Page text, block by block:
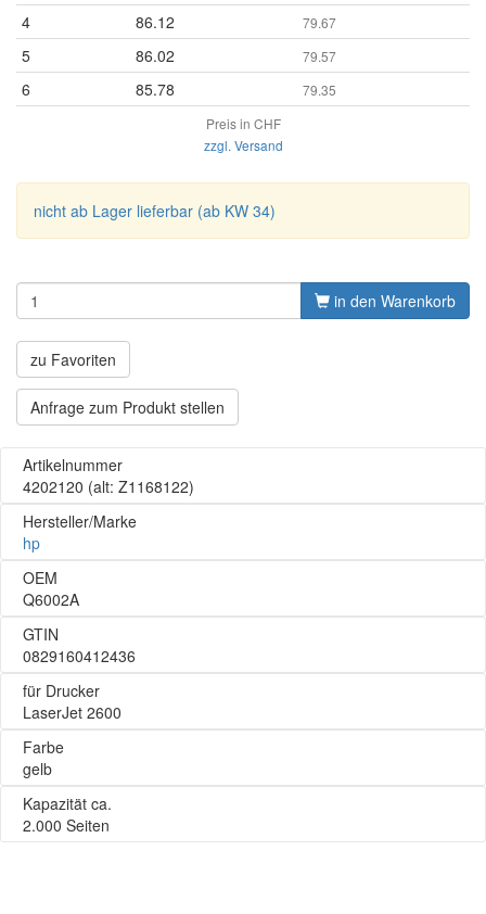
4 86.12 79.67
5 86.02 79.57
6 85.78
79.35
Preis in CHF
zzgl. Versand
nicht ab Lager lieferbar (ab KW 34)
in den Warenkorb
zu Favoriten
Anfrage zum Produkt stellen
Artikelnummer
4202120 (alt: Z1168122)
Hersteller/Marke
hp
OEM
Q6002A
GTIN
0829160412436
für Drucker
LaserJet 2600
Farbe
gelb
Kapazität ca.
2.000 Seiten